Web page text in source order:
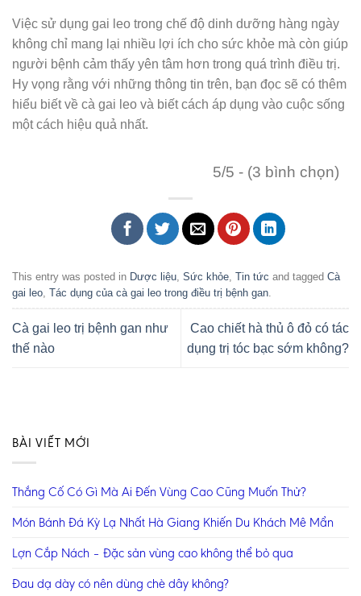
Việc sử dụng gai leo trong chế độ dinh dưỡng hàng ngày
không chỉ mang lại nhiều lợi ích cho sức khỏe mà còn giúp
người bệnh cảm thấy yên tâm hơn trong quá trình điều trị.
Hy vọng rằng với những thông tin trên, bạn đọc sẽ có thêm
hiểu biết về cà gai leo và biết cách áp dụng vào cuộc sống
một cách hiệu quả nhất.
5/5 - (3 bình chọn)
This entry was posted in Dược liệu, Sức khỏe, Tin tức and tagged Cà
gai leo, Tác dụng của cà gai leo trong điều trị bệnh gan.
Cà gai leo trị bệnh gan như
thế nào
Cao chiết hà thủ ô đỏ có tác
dụng trị tóc bạc sớm không?
BÀI VIẾT MỚI
Thắng Cố Có Gì Mà Ai Đến Vùng Cao Cũng Muốn Thử?
Món Bánh Đá Kỳ Lạ Nhất Hà Giang Khiến Du Khách Mê Mẩn
Lợn Cắp Nách – Đặc sản vùng cao không thể bỏ qua
Đau dạ dày có nên dùng chè dây không?